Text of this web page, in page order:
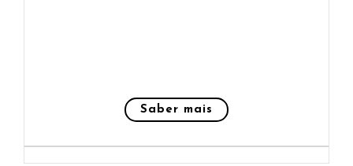
Saber mais